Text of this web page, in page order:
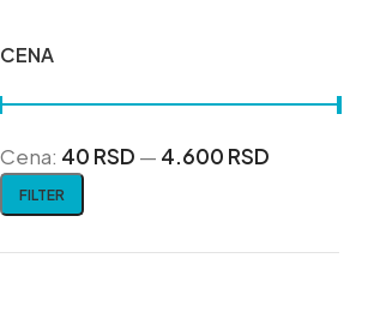
CENA
FILTER
Cena: 40 RSD — 4.600 RSD